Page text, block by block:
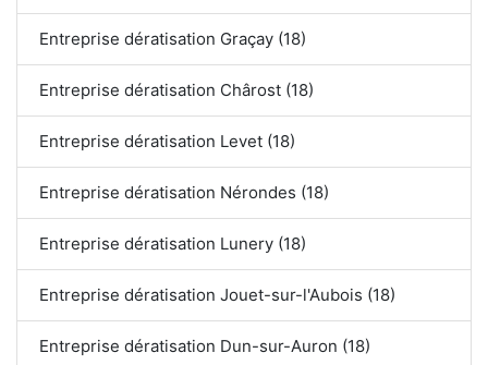
Entreprise dératisation Graçay (18)
Entreprise dératisation Chârost (18)
Entreprise dératisation Levet (18)
Entreprise dératisation Nérondes (18)
Entreprise dératisation Lunery (18)
Entreprise dératisation Jouet-sur-l'Aubois (18)
Entreprise dératisation Dun-sur-Auron (18)